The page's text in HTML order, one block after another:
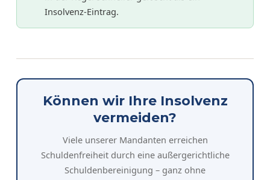
Insolvenz-Eintrag.
Können wir Ihre Insolvenz
vermeiden?
Viele unserer Mandanten erreichen
Schuldenfreiheit durch eine außergerichtliche
Schuldenbereinigung – ganz ohne